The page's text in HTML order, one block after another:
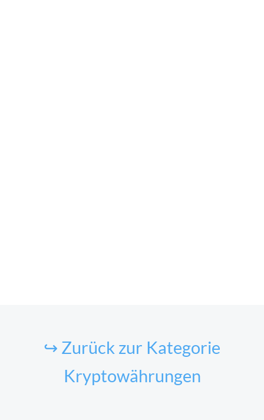
↪ Zurück zur Kategorie
Kryptowährungen